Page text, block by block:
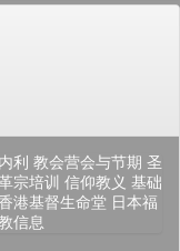
利 教会营会与节期 圣
宗培训 信仰教义 基础
港基督生命堂 日本福
信息